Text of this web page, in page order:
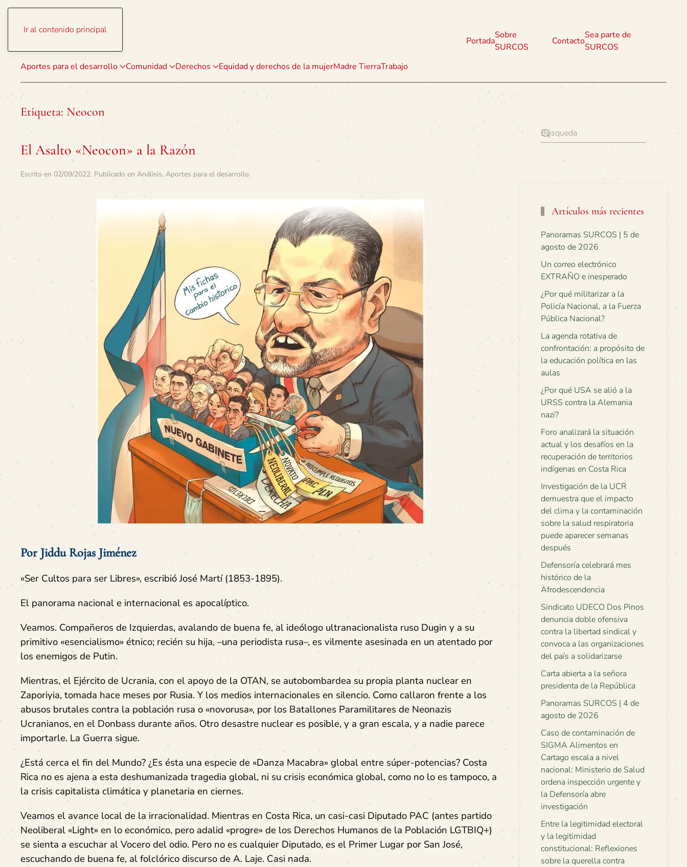
Ir al contenido principal
Aportes para el desarrollo Comunidad Derechos Equidad y derechos de la mujerMadre TierraTrabajo
Portada
Sobre
SURCOS
Contacto
Sea parte de
SURCOS
Etiqueta: Neocon
El Asalto «Neocon» a la Razón
Escrito en 02/09/2022. Publicado en Análisis, Aportes para el desarrollo.
Por Jiddu Rojas Jiménez
«Ser Cultos para ser Libres», escribió José Martí (1853-1895).
El panorama nacional e internacional es apocalíptico.
Veamos. Compañeros de Izquierdas, avalando de buena fe, al ideólogo ultranacionalista ruso Dugin y a su
primitivo «esencialismo» étnico; recién su hija, –una periodista rusa–, es vilmente asesinada en un atentado por
los enemigos de Putin.
Mientras, el Ejército de Ucrania, con el apoyo de la OTAN, se autobombardea su propia planta nuclear en
Zaporiyia, tomada hace meses por Rusia. Y los medios internacionales en silencio. Como callaron frente a los
abusos brutales contra la población rusa o «novorusa», por los Batallones Paramilitares de Neonazis
Ucranianos, en el Donbass durante años. Otro desastre nuclear es posible, y a gran escala, y a nadie parece
importarle. La Guerra sigue.
¿Está cerca el fin del Mundo? ¿Es ésta una especie de «Danza Macabra» global entre súper-potencias? Costa
Rica no es ajena a esta deshumanizada tragedia global, ni su crisis económica global, como no lo es tampoco, a
la crisis capitalista climática y planetaria en ciernes.
Veamos el avance local de la irracionalidad. Mientras en Costa Rica, un casi-casi Diputado PAC (antes partido
Neoliberal «Light» en lo económico, pero adalid «progre» de los Derechos Humanos de la Población LGTBIQ+)
se sienta a escuchar al Vocero del odio. Pero no es cualquier Diputado, es el Primer Lugar por San José,
escuchando de buena fe, al folclórico discurso de A. Laje. Casi nada.
Artículos más recientes
Panoramas SURCOS | 5 de
agosto de 2026
Un correo electrónico
EXTRAÑO e inesperado
¿Por qué militarizar a la
Policía Nacional, a la Fuerza
Pública Nacional?
La agenda rotativa de
confrontación: a propósito de
la educación política en las
aulas
¿Por qué USA se alió a la
URSS contra la Alemania
nazi?
Foro analizará la situación
actual y los desafíos en la
recuperación de territorios
indígenas en Costa Rica
Investigación de la UCR
demuestra que el impacto
del clima y la contaminación
sobre la salud respiratoria
puede aparecer semanas
después
Defensoría celebrará mes
histórico de la
Afrodescendencia
Sindicato UDECO Dos Pinos
denuncia doble ofensiva
contra la libertad sindical y
convoca a las organizaciones
del país a solidarizarse
Carta abierta a la señora
presidenta de la República
Panoramas SURCOS | 4 de
agosto de 2026
Caso de contaminación de
SIGMA Alimentos en
Cartago escala a nivel
nacional: Ministerio de Salud
ordena inspección urgente y
la Defensoría abre
investigación
Entre la legitimidad electoral
y la legitimidad
constitucional: Reflexiones
sobre la querella contra